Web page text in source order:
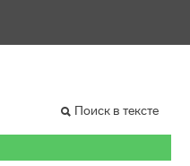
Поиск в тексте